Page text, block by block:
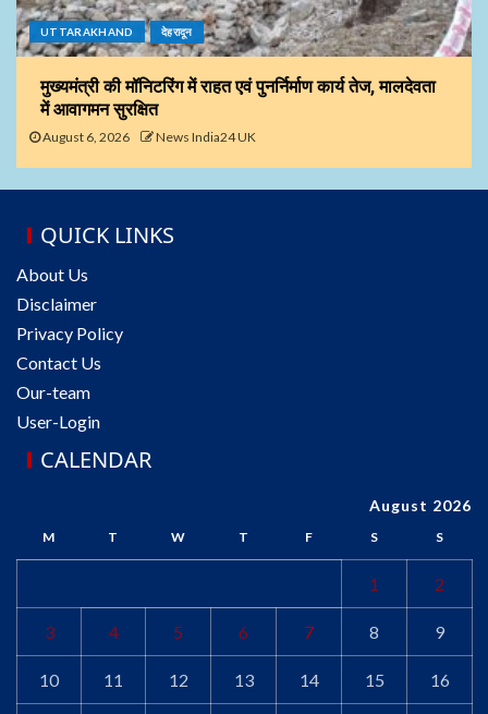
UTTARAKHAND देहरादून
मुख्यमंत्री की मॉनिटरिंग में राहत एवं पुनर्निर्माण कार्य तेज, मालदेवता
में आवागमन सुरक्षित
August 6, 2026 News India24 UK
QUICK LINKS
About Us
Disclaimer
Privacy Policy
Contact Us
Our-team
User-Login
CALENDAR
August 2026
M T W T F S S
1 2
3 4 5 6 7 8 9
10 11 12 13 14 15 16